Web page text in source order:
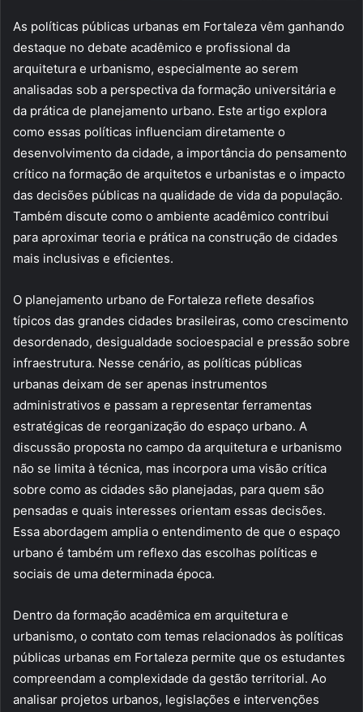
As políticas públicas urbanas em Fortaleza vêm ganhando
destaque no debate acadêmico e profissional da
arquitetura e urbanismo, especialmente ao serem
analisadas sob a perspectiva da formação universitária e
da prática de planejamento urbano. Este artigo explora
como essas políticas influenciam diretamente o
desenvolvimento da cidade, a importância do pensamento
crítico na formação de arquitetos e urbanistas e o impacto
das decisões públicas na qualidade de vida da população.
Também discute como o ambiente acadêmico contribui
para aproximar teoria e prática na construção de cidades
mais inclusivas e eficientes.
O planejamento urbano de Fortaleza reflete desafios
típicos das grandes cidades brasileiras, como crescimento
desordenado, desigualdade socioespacial e pressão sobre
infraestrutura. Nesse cenário, as políticas públicas
urbanas deixam de ser apenas instrumentos
administrativos e passam a representar ferramentas
estratégicas de reorganização do espaço urbano. A
discussão proposta no campo da arquitetura e urbanismo
não se limita à técnica, mas incorpora uma visão crítica
sobre como as cidades são planejadas, para quem são
pensadas e quais interesses orientam essas decisões.
Essa abordagem amplia o entendimento de que o espaço
urbano é também um reflexo das escolhas políticas e
sociais de uma determinada época.
Dentro da formação acadêmica em arquitetura e
urbanismo, o contato com temas relacionados às políticas
públicas urbanas em Fortaleza permite que os estudantes
compreendam a complexidade da gestão territorial. Ao
analisar projetos urbanos, legislações e intervenções